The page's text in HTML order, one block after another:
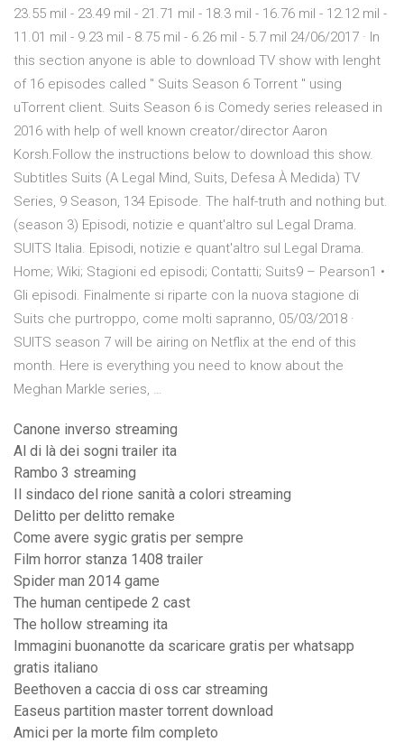
23.55 mil - 23.49 mil - 21.71 mil - 18.3 mil - 16.76 mil - 12.12 mil -
11.01 mil - 9.23 mil - 8.75 mil - 6.26 mil - 5.7 mil 24/06/2017 · In
this section anyone is able to download TV show with lenght
of 16 episodes called " Suits Season 6 Torrent " using
uTorrent client. Suits Season 6 is Comedy series released in
2016 with help of well known creator/director Aaron
Korsh.Follow the instructions below to download this show.
Subtitles Suits (A Legal Mind, Suits, Defesa À Medida) TV
Series, 9 Season, 134 Episode. The half-truth and nothing but.
(season 3) Episodi, notizie e quant'altro sul Legal Drama.
SUITS Italia. Episodi, notizie e quant'altro sul Legal Drama.
Home; Wiki; Stagioni ed episodi; Contatti; Suits9 – Pearson1 •
Gli episodi. Finalmente si riparte con la nuova stagione di
Suits che purtroppo, come molti sapranno, 05/03/2018 ·
SUITS season 7 will be airing on Netflix at the end of this
month. Here is everything you need to know about the
Meghan Markle series, …
Canone inverso streaming
Al di là dei sogni trailer ita
Rambo 3 streaming
Il sindaco del rione sanità a colori streaming
Delitto per delitto remake
Come avere sygic gratis per sempre
Film horror stanza 1408 trailer
Spider man 2014 game
The human centipede 2 cast
The hollow streaming ita
Immagini buonanotte da scaricare gratis per whatsapp
gratis italiano
Beethoven a caccia di oss car streaming
Easeus partition master torrent download
Amici per la morte film completo